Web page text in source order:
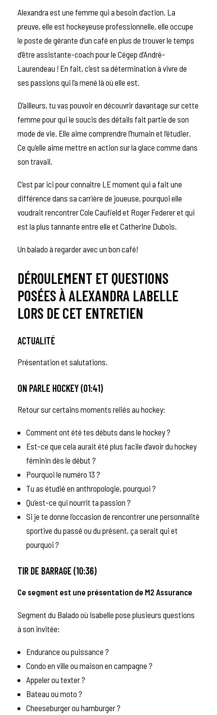
Alexandra est une femme qui a besoin d’action. La
preuve, elle est hockeyeuse professionnelle, elle occupe
le poste de gérante d’un café en plus de trouver le temps
d’être assistante-coach pour le Cégep d’André-
Laurendeau ! En fait, c’est sa détermination à vivre de
ses passions qui l’a mené là où elle est.
D’ailleurs, tu vas pouvoir en découvrir davantage sur cette
femme pour qui le soucis des détails fait partie de son
mode de vie. Elle aime comprendre l’humain et l’étudier.
Ce qu’elle aime mettre en action sur la glace comme dans
son travail.
C’est par ici pour connaître LE moment qui a fait une
différence dans sa carrière de joueuse, pourquoi elle
voudrait rencontrer Cole Caufield et Roger Federer et qui
est la plus tannante entre elle et Catherine Dubois.
Un balado à regarder avec un bon café!
DÉROULEMENT ET QUESTIONS
POSÉES À ALEXANDRA LABELLE
LORS DE CET ENTRETIEN
ACTUALITÉ
Présentation et salutations.
ON PARLE HOCKEY (01:41)
Retour sur certains moments reliés au hockey:
Comment ont été tes débuts dans le hockey ?
Est-ce que cela aurait été plus facile d’avoir du hockey
féminin dès le début ?
Pourquoi le numéro 13 ?
Tu as étudié en anthropologie, pourquoi ?
Qu’est-ce qui nourrit ta passion ?
Si je te donne l’occasion de rencontrer une personnalité
sportive du passé ou du présent, ça serait qui et
pourquoi ?
TIR DE BARRAGE (10:36)
Ce segment est une présentation de M2 Assurance
Segment du Balado où Isabelle pose plusieurs questions
à son invitée:
Endurance ou puissance ?
Condo en ville ou maison en campagne ?
Appeler ou texter ?
Bateau ou moto ?
Cheeseburger ou hamburger ?